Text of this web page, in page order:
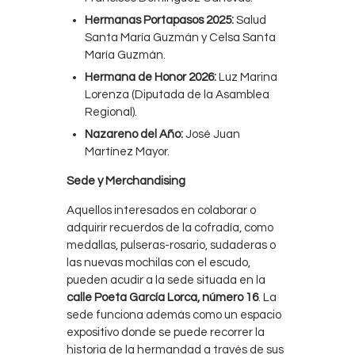
Hermanas Portapasos 2025:Salud
Santa María Guzmán y Celsa Santa
María Guzmán.
Hermana de Honor 2026:Luz Marina
Lorenza (Diputada de la Asamblea
Regional).
Nazareno del Año:José Juan
Martínez Mayor.
Sede y Merchandising
Aquellos interesados en colaborar o
adquirir recuerdos de la cofradía, como
medallas, pulseras-rosario, sudaderas o
las nuevas mochilas con el escudo,
pueden acudir a la sede situada en la
calle Poeta García Lorca, número 16. La
sede funciona además como un espacio
expositivo donde se puede recorrer la
historia de la hermandad a través de sus